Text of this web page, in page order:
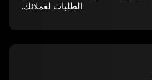
الطلبات لعملائك.